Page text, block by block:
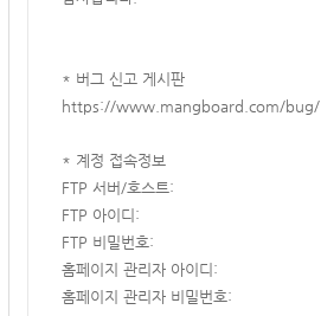
* 버그 신고 게시판
https://www.mangboard.com/bug/
* 계정 접속정보
FTP 서버/호스트:
FTP 아이디:
FTP 비밀번호:
홈페이지 관리자 아이디:
홈페이지 관리자 비밀번호: